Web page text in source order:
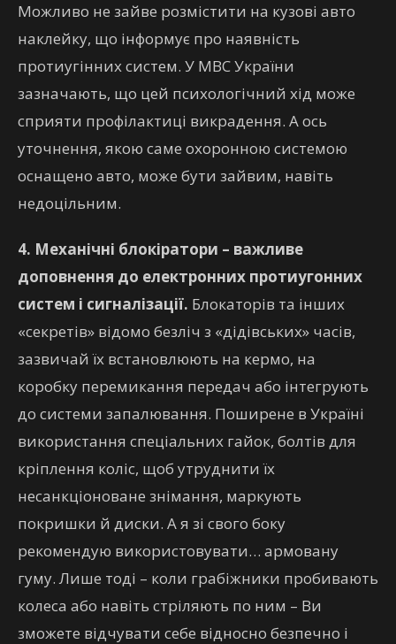
Можливо не зайве розмістити на кузові авто
наклейку, що інформує про наявність
протиугінних систем. У МВС України
зазначають, що цей психологічний хід може
сприяти профілактиці викрадення. А ось
уточнення, якою саме охоронною системою
оснащено авто, може бути зайвим, навіть
недоцільним.
4. Механічні блокіратори – важливе
доповнення до електронних протиугонних
систем і сигналізації. Блокаторів та інших
«секретів» відомо безліч з «дідівських» часів,
зазвичай їх встановлюють на кермо, на
коробку перемикання передач або інтегрують
до системи запалювання. Поширене в Україні
використання спеціальних гайок, болтів для
кріплення коліс, щоб утруднити їх
несанкціоноване знімання, маркують
покришки й диски. А я зі свого боку
рекомендую використовувати… армовану
гуму. Лише тоді – коли грабіжники пробивають
колеса або навіть стріляють по ним – Ви
зможете відчувати себе відносно безпечно і